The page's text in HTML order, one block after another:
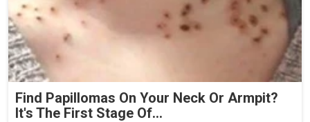
Find Papillomas On Your Neck Or Armpit?
It's The First Stage Of...